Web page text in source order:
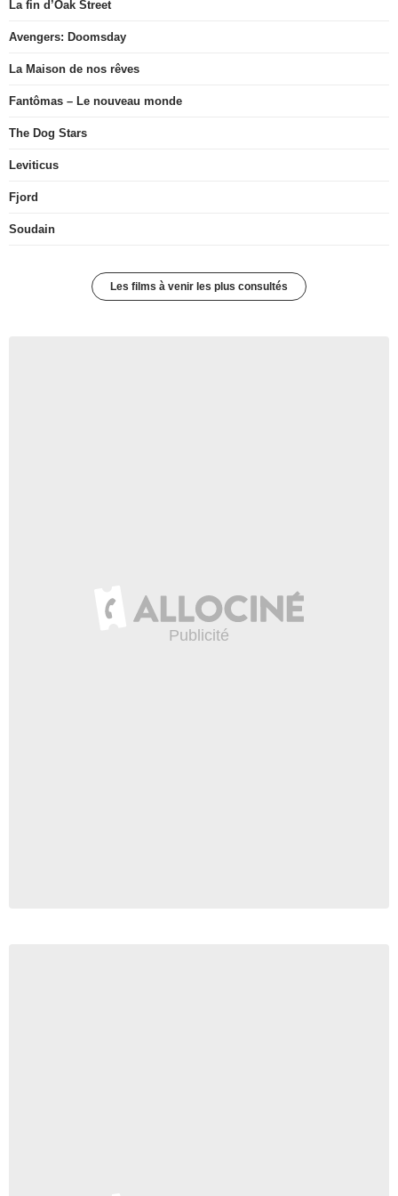
La fin d’Oak Street
Avengers: Doomsday
La Maison de nos rêves
Fantômas – Le nouveau monde
The Dog Stars
Leviticus
Fjord
Soudain
Les films à venir les plus consultés